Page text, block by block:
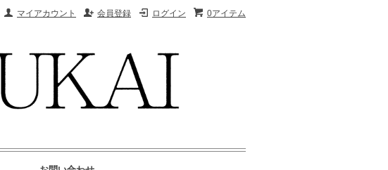
0アイテム
ログイン
会員登録
マイアカウント